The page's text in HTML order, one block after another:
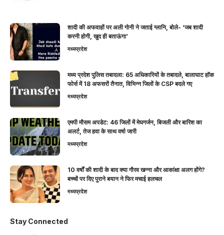
शादी की अफवाहों पर अली गोनी ने जताई ग्लानि, बोले- ‘जब शादी
करनी होगी, खुद ही बताऊंगा’
मध्यप्रदेश
मध्य प्रदेश पुलिस तबादला: 65 अधिकारियों के तबादले, बालाघाट हॉक
फोर्स में 18 अफसरों तैनात, विभिन्न जिलों के CSP बदले गए
मध्यप्रदेश
एमपी मौसम अपडेट: 46 जिलों में मेघगर्जन, बिजली और बारिश का
अलर्ट, तेज हवा के साथ वर्षा जारी
मध्यप्रदेश
10 वर्षों की शादी के बाद क्या गौरव खन्ना और आकांक्षा अलग होंगे?
बच्चों पर दिए पुराने बयान ने फिर मचाई हलचल
मध्यप्रदेश
Stay Connected